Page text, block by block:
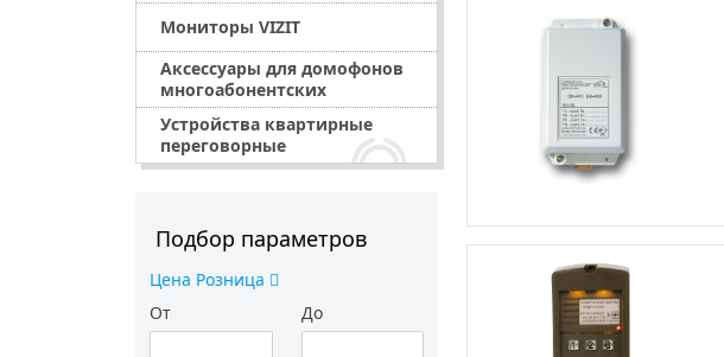
Мониторы VIZIT
Аксессуары для домофонов
многоабонентских
Устройства квартирные
переговорные
Подбор параметров
Цена Розница
От
До